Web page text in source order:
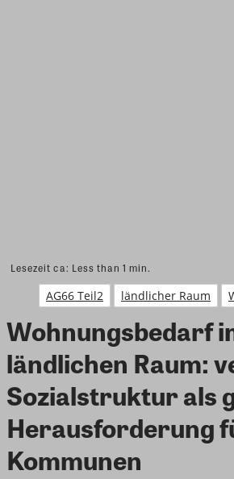
Lesezeit ca: Less than 1 min.
AG66 Teil2 ländlicher Raum
Wohnungsbedarf
ländlichen Raum:
Sozialstruktur als
Herausforderung
Kommunen